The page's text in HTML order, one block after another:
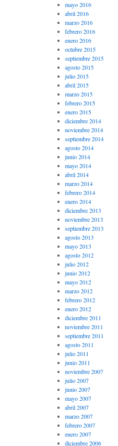
mayo 2016
abril 2016
marzo 2016
febrero 2016
enero 2016
octubre 2015
septiembre 2015
agosto 2015
julio 2015
abril 2015
marzo 2015
febrero 2015
enero 2015
diciembre 2014
noviembre 2014
septiembre 2014
agosto 2014
junio 2014
mayo 2014
abril 2014
marzo 2014
febrero 2014
enero 2014
diciembre 2013
noviembre 2013
septiembre 2013
agosto 2013
mayo 2013
agosto 2012
julio 2012
junio 2012
mayo 2012
marzo 2012
febrero 2012
enero 2012
diciembre 2011
noviembre 2011
septiembre 2011
agosto 2011
julio 2011
junio 2011
noviembre 2007
julio 2007
junio 2007
mayo 2007
abril 2007
marzo 2007
febrero 2007
enero 2007
diciembre 2006